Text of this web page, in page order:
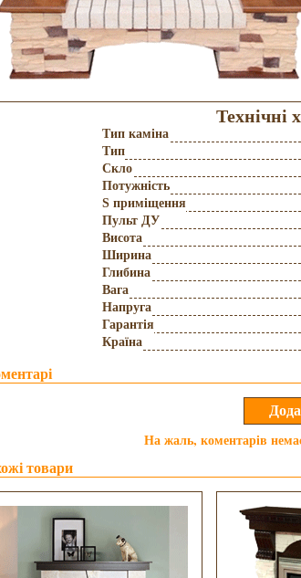
Технічні
Тип каміна
Тип
Скло
Потужність
S приміщення
Пульт ДУ
Висота
Ширина
Глибина
Вага
Напруга
Гарантія
Країна
На жаль, коментарів
товари